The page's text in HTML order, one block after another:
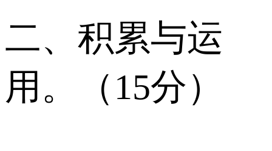
二、积累与运
用。（15分）